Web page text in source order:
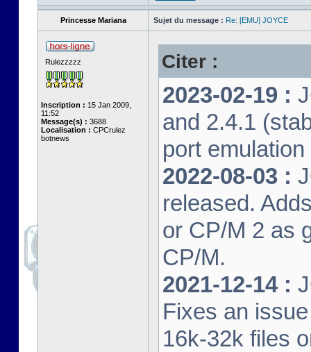
Princesse Mariana Sujet du message : Re: [EMU] JOYCE
Rulezzzzz
Inscription : 15 Jan 2009,
11:52
Message(s) : 3688
Localisation : CPCrulez
botnews
Citer :
2023-02-19 :
and 2.4.1
port
2022-08-03 :
released.
or CP/M 2 as
CP/M.
2021-12-14 :
Fixes an
16k-32k files